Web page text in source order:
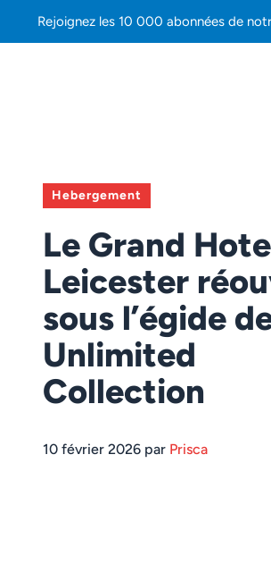
Rejoignez les 10 000 abonnées de
Hebergement
Le Grand
Leicester
sous l’égide
Unlimited
Collection
10 février 2026 par Prisca